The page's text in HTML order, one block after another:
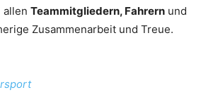
allen Teammitgliedern, Fahrern und
Zusammenarbeit und Treue.